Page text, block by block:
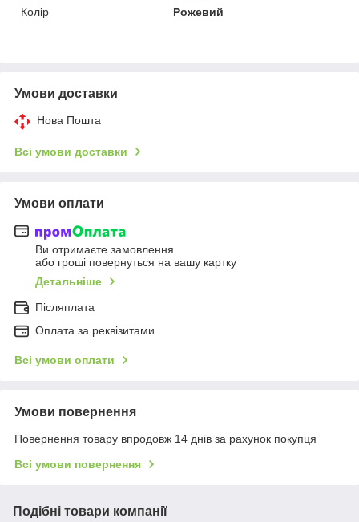
Колір
Рожевий
Умови доставки
Нова Пошта
Всі умови доставки
Умови оплати
Ви отримаєте замовлення
або гроші повернуться на вашу картку
Детальніше
Післяплата
Оплата за реквізитами
Всі умови оплати
Умови повернення
Повернення товару впродовж 14 днів за рахунок покупця
Всі умови повернення
Подібні товари компанії